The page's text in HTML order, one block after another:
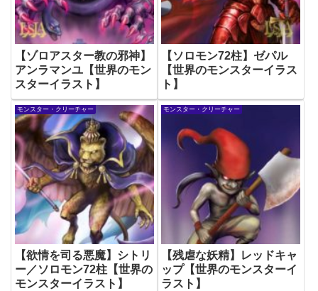
【ゾロアスター教の邪神】
アンラマンユ【世界のモン
スターイラスト】
【ソロモン72柱】ゼパル
【世界のモンスターイラス
ト】
モンスター・クリーチャー
【欲情を司る悪魔】シトリ
ー／ソロモン72柱【世界の
モンスターイラスト】
モンスター・クリーチャー
【残虐な妖精】レッドキャ
ップ【世界のモンスターイ
ラスト】